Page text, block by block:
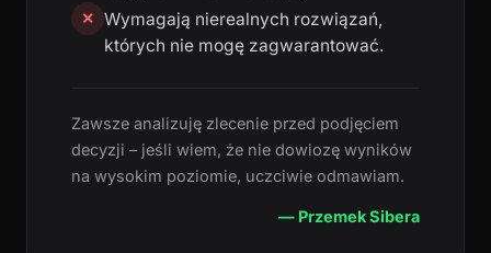
✕ Wymagają nierealnych rozwiązań,
których nie mogę zagwarantować.
Zawsze analizuję zlecenie przed podjęciem
decyzji – jeśli wiem, że nie dowiozę wyników
na wysokim poziomie, uczciwie odmawiam.
— Przemek Sibera